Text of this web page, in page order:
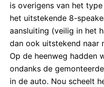
is overigens van het
het uitstekende 8-
aansluiting (veilig in het
dan ook uitstekend naar
Op de heenweg hadden
ondanks de
in de auto. Nou scheelt